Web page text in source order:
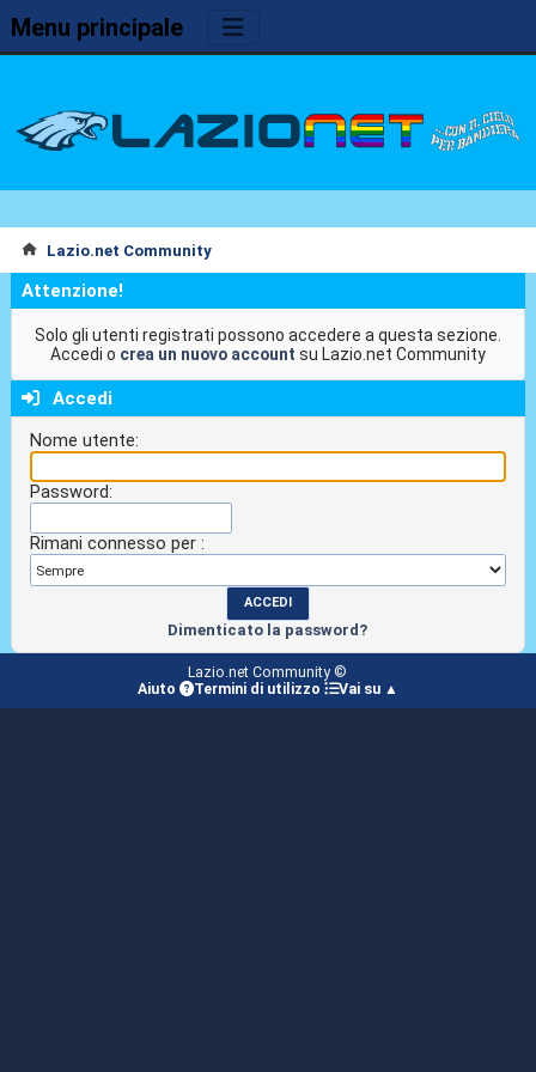
Menu principale
Lazio.net Community
Attenzione!
Solo gli utenti registrati possono accedere a questa sezione.
Accedi o crea un nuovo account su Lazio.net Community
Accedi
Nome utente:
Password:
Rimani connesso per :
Dimenticato la password?
Lazio.net Community ©
Aiuto
Termini di utilizzo Vai su ▲